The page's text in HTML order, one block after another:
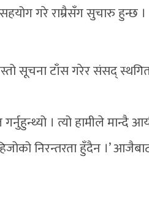
गरे राम्रैसँग सुचारु हुन्छ
सूचना टाँस गरेर संसद्
। त्यो हामीले मान्दै
निरन्तरता हुँदैन ।’